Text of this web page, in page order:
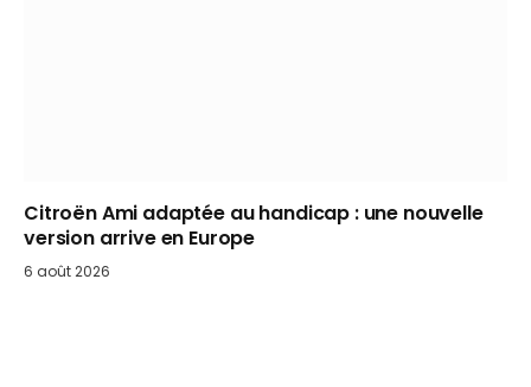
Citroën Ami adaptée au handicap : une nouvelle
version arrive en Europe
6 août 2026